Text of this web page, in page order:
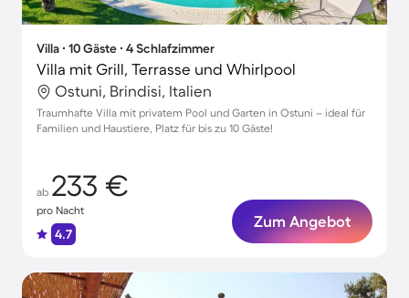
Villa ∙ 10 Gäste ∙ 4 Schlafzimmer
Villa mit Grill, Terrasse und Whirlpool
Ostuni, Brindisi, Italien
Traumhafte Villa mit privatem Pool und Garten in Ostuni – ideal für
Familien und Haustiere, Platz für bis zu 10 Gäste!
ab 233 €
pro Nacht
4.7
Zum Angebot